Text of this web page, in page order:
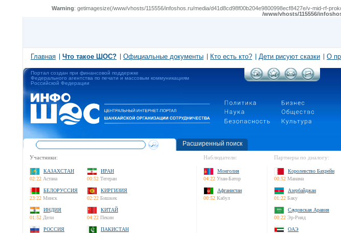
Warning: getimagesize(/www/vhosts/115556/infoshos.ru/media/d41d8cd98f00b204e9800998ecf8427e/v-mid-rf-
/www/vhosts/115556/
Главная Что такое ШОС? Официальные документы Кто есть кто? Дети рисуют сказки О
Портал создан при финансовой поддержке
Федерального агентства по печати и массовым коммуникациям
Российской Федерации
Расширенный поиск
Участники:
КАЗАХСТАН
02:22 Астана
ИРАН
00:52 Тегеран
БЕЛОРУССИЯ
23:22 Минск
КИРГИЗИЯ
02:22 Бишкек
ИНДИЯ
01:52 Дели
КИТАЙ
04:22 Пекин
РОССИЯ
ПАКИСТАН
Наблюдатели:
Монголия
04:22 Улан-Батор
Афганистан
00:52 Кабул
Партнеры по диалогу:
Королевство Бахрейн
00:52 Манама
Азербайджан
01:22 Баку
Саудовская Аравия
00:22 Эр-Рияд
ОАЭ